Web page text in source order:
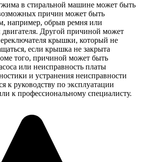
в стиральной машине может быть
причин может быть
например, обрыв ремня или
Другой причиной может
крышки, который не
если крышка не закрыта
того, причиной может быть
или неисправность платы
и устранения неисправности
к руководству по эксплуатации
к профессиональному специалисту.